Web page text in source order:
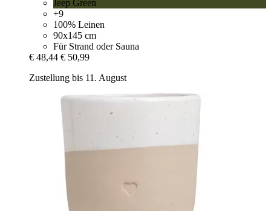
Jeep Green
+9
100% Leinen
90x145 cm
Für Strand oder Sauna
€ 48,44 € 50,99
Zustellung bis 11. August